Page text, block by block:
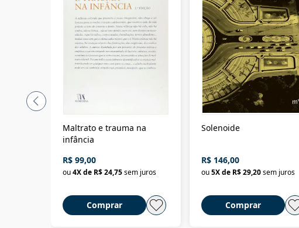
Maltrato e trauma na
infância
R$ 99,00
ou4X de R$ 24,75sem juros
Comprar
Solenoide
R$ 146,00
ou5X de R$ 29,20sem juros
Comprar